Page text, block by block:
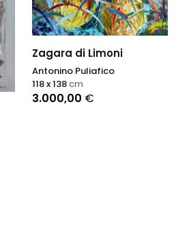
Zagara di Limoni
Antonino Puliafico
3.000,00 €
118 x 138cm